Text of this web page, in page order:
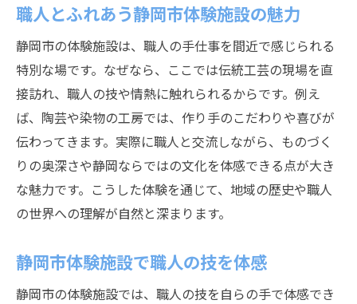
職人とふれあう静岡市体験施設の魅力
静岡市の体験施設は、職人の手仕事を間近で感じられる
特別な場です。なぜなら、ここでは伝統工芸の現場を直
接訪れ、職人の技や情熱に触れられるからです。例え
ば、陶芸や染物の工房では、作り手のこだわりや喜びが
伝わってきます。実際に職人と交流しながら、ものづく
りの奥深さや静岡ならではの文化を体感できる点が大き
な魅力です。こうした体験を通じて、地域の歴史や職人
の世界への理解が自然と深まります。
静岡市体験施設で職人の技を体感
静岡市の体験施設では、職人の技を自らの手で体感でき